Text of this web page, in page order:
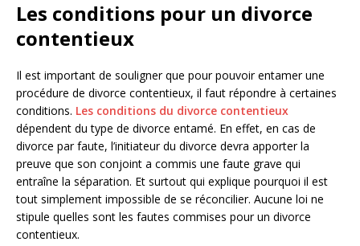
Les conditions pour un divorce
contentieux
Il est important de souligner que pour pouvoir entamer une
procédure de divorce contentieux, il faut répondre à certaines
conditions. Les conditions du divorce contentieux
dépendent du type de divorce entamé. En effet, en cas de
divorce par faute, l’initiateur du divorce devra apporter la
preuve que son conjoint a commis une faute grave qui
entraîne la séparation. Et surtout qui explique pourquoi il est
tout simplement impossible de se réconcilier. Aucune loi ne
stipule quelles sont les fautes commises pour un divorce
contentieux.